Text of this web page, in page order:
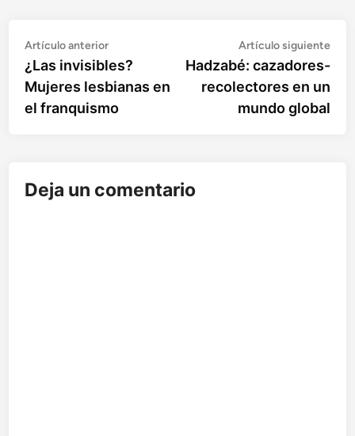
Navegación
de
entradas
Artículo anteriorArtículo
anterior:
¿Las invisibles?
Mujeres lesbianas en
el franquismo
Artículo siguiente
Hadzabé: cazadores-
recolectores en un
mundo global
Deja un comentario